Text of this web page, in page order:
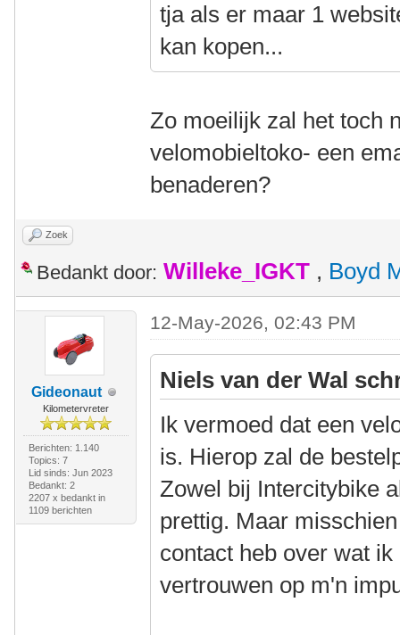
tja als er maar 1
kan kopen...
Zo moeilijk zal het toch
velomobieltoko- een
benaderen?
Zoek
Bedankt door: Willeke_IGKT , Boyd
Gideonaut
Kilometervreter
Berichten: 1.140
Topics: 7
Lid sinds: Jun 2023
Bedankt: 2
2207 x bedankt in
1109 berichten
12-May-2026, 02:43 PM
Niels van der Wal
Ik vermoed dat een
is. Hierop zal de
Zowel bij Intercitybike
prettig. Maar
contact heb over wat
vertrouwen op m'n